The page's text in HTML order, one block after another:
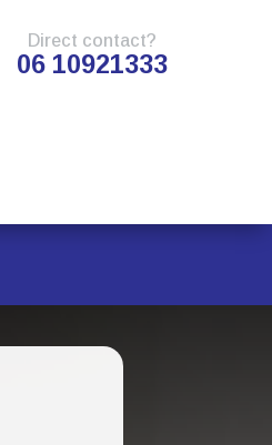
Direct contact?
06 10921333